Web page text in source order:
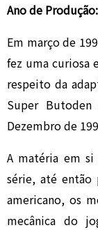
Ano de
Em março de
fez uma curiosa
respeito da
Super
Dezembro de
A matéria em si
série, até então
americano, os
mecânica do